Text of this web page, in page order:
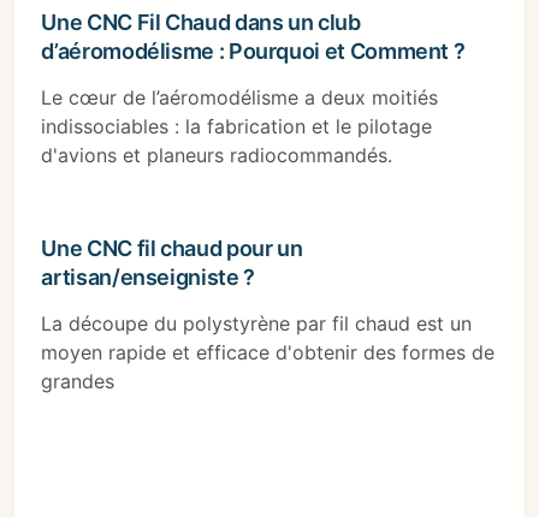
Une CNC Fil Chaud dans un club
d’aéromodélisme : Pourquoi et Comment ?
Le cœur de l’aéromodélisme a deux moitiés
indissociables : la fabrication et le pilotage
d'avions et planeurs radiocommandés.
Une CNC fil chaud pour un
artisan/enseigniste ?
La découpe du polystyrène par fil chaud est un
moyen rapide et efficace d'obtenir des formes de
grandes